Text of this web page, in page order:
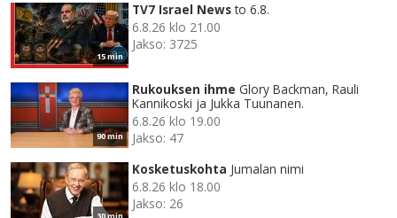
15 min
TV7 Israel News to 6.8.
6.8.26 klo 21.00
Jakso: 3725
90 min
Rukouksen ihme Glory Backman, Rauli
Kannikoski ja Jukka Tuunanen.
6.8.26 klo 19.00
Jakso: 47
Kosketuskohta Jumalan nimi
6.8.26 klo 18.00
Jakso: 26